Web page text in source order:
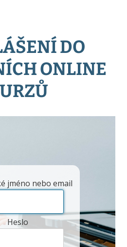
DO
ONLINE
jméno nebo email
Heslo